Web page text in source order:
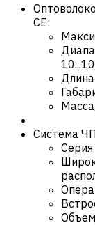
CE:
Система
Серия